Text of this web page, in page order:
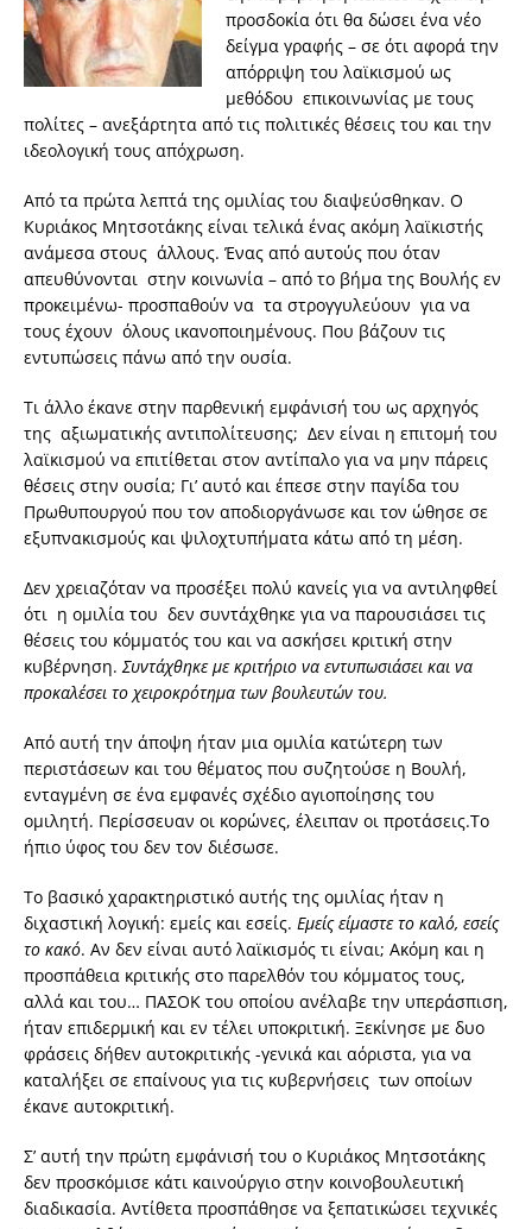
προσδοκία ότι θα δώσει ένα νέο
δείγμα γραφής – σε ότι αφορά την
απόρριψη του λαϊκισμού ως
μεθόδου επικοινωνίας με τους
πολίτες – ανεξάρτητα από τις πολιτικές θέσεις του και την
ιδεολογική τους απόχρωση.
Από τα πρώτα λεπτά της ομιλίας του διαψεύσθηκαν. Ο
Κυριάκος Μητσοτάκης είναι τελικά ένας ακόμη λαϊκιστής
ανάμεσα στους άλλους. Ένας από αυτούς που όταν
απευθύνονται στην κοινωνία – από το βήμα της Βουλής εν
προκειμένω- προσπαθούν να τα στρογγυλεύουν για να
τους έχουν όλους ικανοποιημένους. Που βάζουν τις
εντυπώσεις πάνω από την ουσία.
Τι άλλο έκανε στην παρθενική εμφάνισή του ως αρχηγός
της αξιωματικής αντιπολίτευσης; Δεν είναι η επιτομή του
λαϊκισμού να επιτίθεται στον αντίπαλο για να μην πάρεις
θέσεις στην ουσία; Γι’ αυτό και έπεσε στην παγίδα του
Πρωθυπουργού που τον αποδιοργάνωσε και τον ώθησε σε
εξυπνακισμούς και ψιλοχτυπήματα κάτω από τη μέση.
Δεν χρειαζόταν να προσέξει πολύ κανείς για να αντιληφθεί
ότι η ομιλία του δεν συντάχθηκε για να παρουσιάσει τις
θέσεις του κόμματός του και να ασκήσει κριτική στην
κυβέρνηση.Συντάχθηκε με κριτήριο να εντυπωσιάσει και να
προκαλέσει το χειροκρότημα των βουλευτών του.
Από αυτή την άποψη ήταν μια ομιλία κατώτερη των
περιστάσεων και του θέματος που συζητούσε η Βουλή,
ενταγμένη σε ένα εμφανές σχέδιο αγιοποίησης του
ομιλητή. Περίσσευαν οι κορώνες, έλειπαν οι προτάσεις.Το
ήπιο ύφος του δεν τον διέσωσε.
Το βασικό χαρακτηριστικό αυτής της ομιλίας ήταν η
διχαστική λογική: εμείς και εσείς. Εμείς είμαστε το καλό, εσείς
το κακό. Αν δεν είναι αυτό λαϊκισμός τι είναι; Ακόμη και η
προσπάθεια κριτικής στο παρελθόν του κόμματος τους,
αλλά και του… ΠΑΣΟΚ του οποίου ανέλαβε την υπεράσπιση,
ήταν επιδερμική και εν τέλει υποκριτική. Ξεκίνησε με δυο
φράσεις δήθεν αυτοκριτικής -γενικά και αόριστα, για να
καταλήξει σε επαίνους για τις κυβερνήσεις των οποίων
έκανε αυτοκριτική.
Σ’ αυτή την πρώτη εμφάνισή του ο Κυριάκος Μητσοτάκης
δεν προσκόμισε κάτι καινούργιο στην κοινοβουλευτική
διαδικασία. Αντίθετα προσπάθησε να ξεπατικώσει τεχνικές